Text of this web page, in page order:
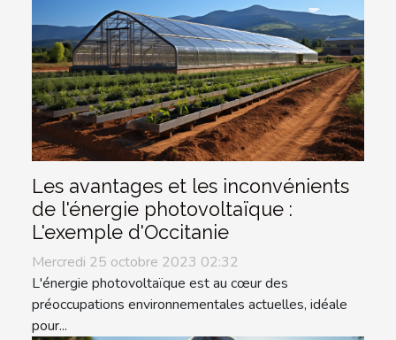
Les avantages et les inconvénients
de l'énergie photovoltaïque :
L'exemple d'Occitanie
Mercredi 25 octobre 2023 02:32
L'énergie photovoltaïque est au cœur des
préoccupations environnementales actuelles, idéale
pour...